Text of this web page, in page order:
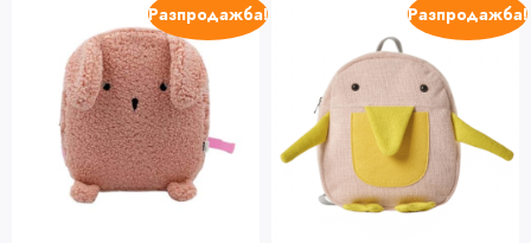
Разпродажба! Разпродажба!